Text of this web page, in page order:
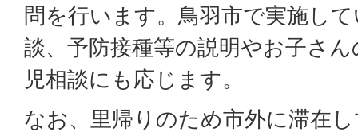
問を行います。鳥羽市で実施し
談、予防接種等の説明やお子さ
児相談にも応じます。
なお、里帰りのため市外に滞在